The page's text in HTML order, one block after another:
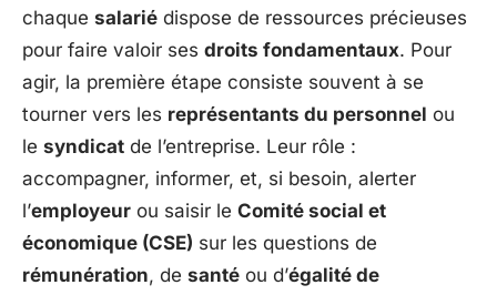
chaque salarié dispose de ressources précieuses
pour faire valoir ses droits fondamentaux. Pour
agir, la première étape consiste souvent à se
tourner vers les représentants du personnel ou
le syndicat de l’entreprise. Leur rôle :
accompagner, informer, et, si besoin, alerter
l’employeur ou saisir le Comité social et
économique (CSE) sur les questions de
rémunération, de santé ou d’égalité de